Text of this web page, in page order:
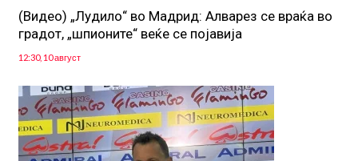
(Видео) „Лудило“ во Мадрид: Алварез се враќа во
градот, „шпионите“ веќе се појавија
12:30, 10 август